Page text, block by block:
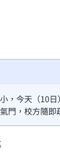
動元件一片
領 地點一
前董座帶回
萍路邊倒地
朋友圈
，今天（10
門，校方隨
查釐清。